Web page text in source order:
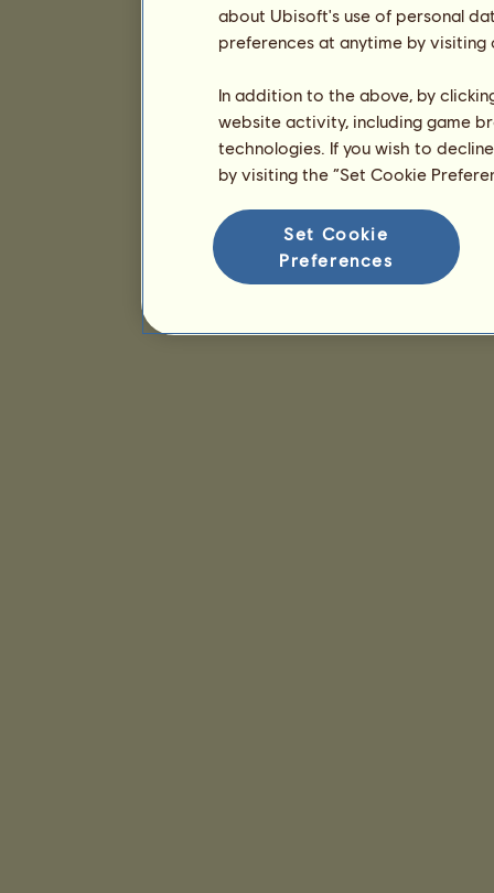
about Ubisoft's use of personal
preferences at anytime by
In addition to the above, by
website activity, including game
technologies. If you wish to
by visiting the “Set Cookie
Set Cookie
Preferences